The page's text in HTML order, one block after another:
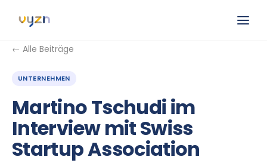
← Alle Beiträge
UNTERNEHMEN
Martino Tschudi im
Interview mit Swiss
Startup Association